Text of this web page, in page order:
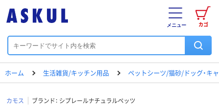
カゴ
メニュー
ホーム 生活雑貨/キッチン用品 ペットシーツ/猫砂/ドッグ・キ
カモス ブランド： シプレールナチュラルペッツ